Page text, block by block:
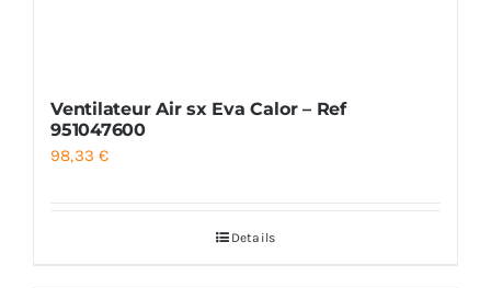
Ventilateur Air sx Eva Calor – Ref
951047600
98,33€
Details